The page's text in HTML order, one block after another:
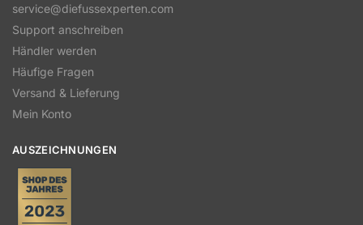
service@diefussexperten.com
Support anschreiben
Händler werden
Häufige Fragen
Versand & Lieferung
Mein Konto
AUSZEICHNUNGEN